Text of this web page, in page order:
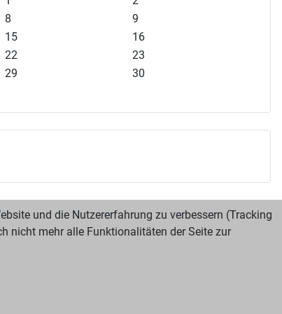
8
9
15
16
22
23
29
30
und die Nutzererfahrung zu verbessern (Tracking
nicht mehr alle Funktionalitäten der Seite zur